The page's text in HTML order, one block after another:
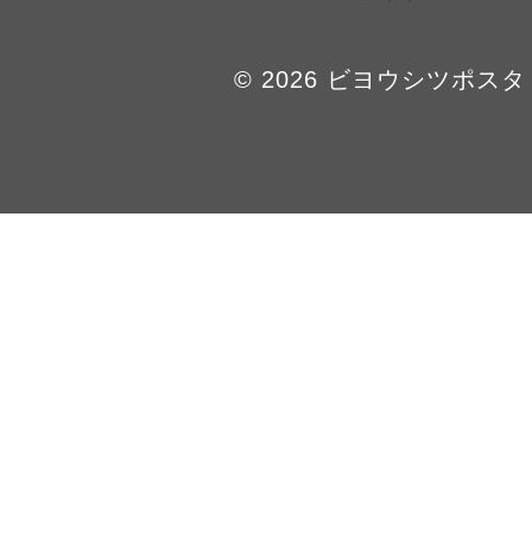
© 2026 ビヨウシツポスタ